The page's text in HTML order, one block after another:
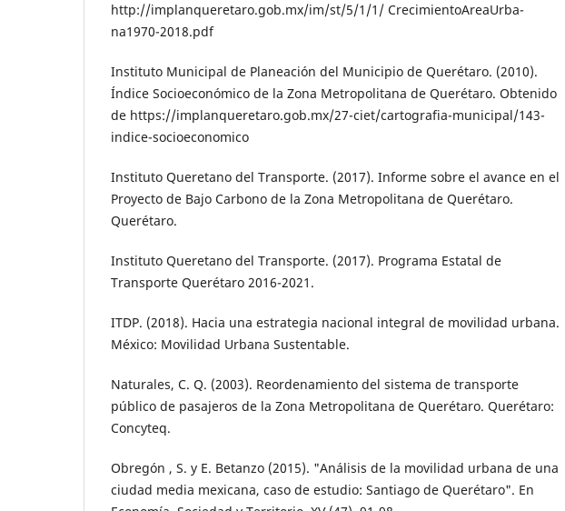
http://implanqueretaro.gob.mx/im/st/5/1/1/ CrecimientoAreaUrba­
na1970-2018.pdf
Instituto Municipal de Planeación del Mu­nicipio de Querétaro. (2010).
Índice Socioeconómico de la Zona Metropolitana de Querétaro. Obtenido
de https://im­planqueretaro.gob.mx/27-ciet/cartogra­fia-municipal/143-
indice-socioeconomico
Instituto Queretano del Transporte. (2017). In­forme sobre el avance en el
Proyecto de Bajo Carbono de la Zona Metropolitana de Querétaro.
Querétaro.
Instituto Queretano del Transporte. (2017). Programa Estatal de
Transporte Querétaro 2016-2021.
ITDP. (2018). Hacia una estrategia nacional integral de movilidad urbana.
México: Movilidad Urbana Sustentable.
Naturales, C. Q. (2003). Reordenamiento del sistema de transporte
público de pasaje­ros de la Zona Metropolitana de Queréta­ro. Querétaro:
Concyteq.
Obregón , S. y E. Betanzo (2015). "Análisis de la movilidad urbana de una
ciudad media mexicana, caso de estudio: Santiago de Querétaro". En